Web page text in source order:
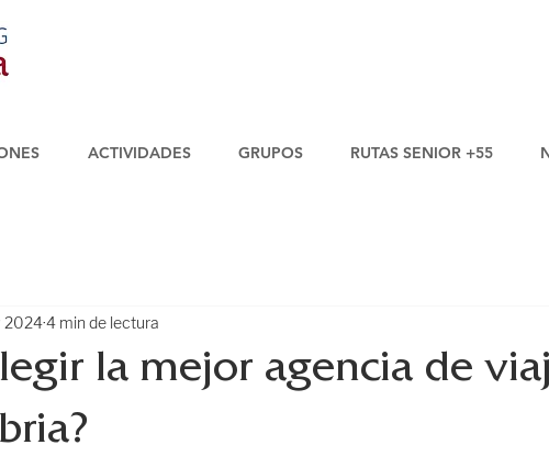
ACTIVIDADES GRUPOS RUTAS SENIOR +55
la mejor agencia de
20244 min de lectura